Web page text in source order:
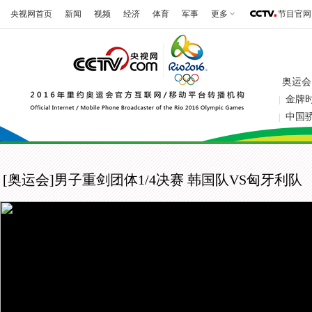
央视网首页 新闻 视频 经济 体育 军事 更多 节目官网
奥运会
金牌
中国
[奥运会]男子重剑团体1/4决赛 韩国队VS匈牙利队